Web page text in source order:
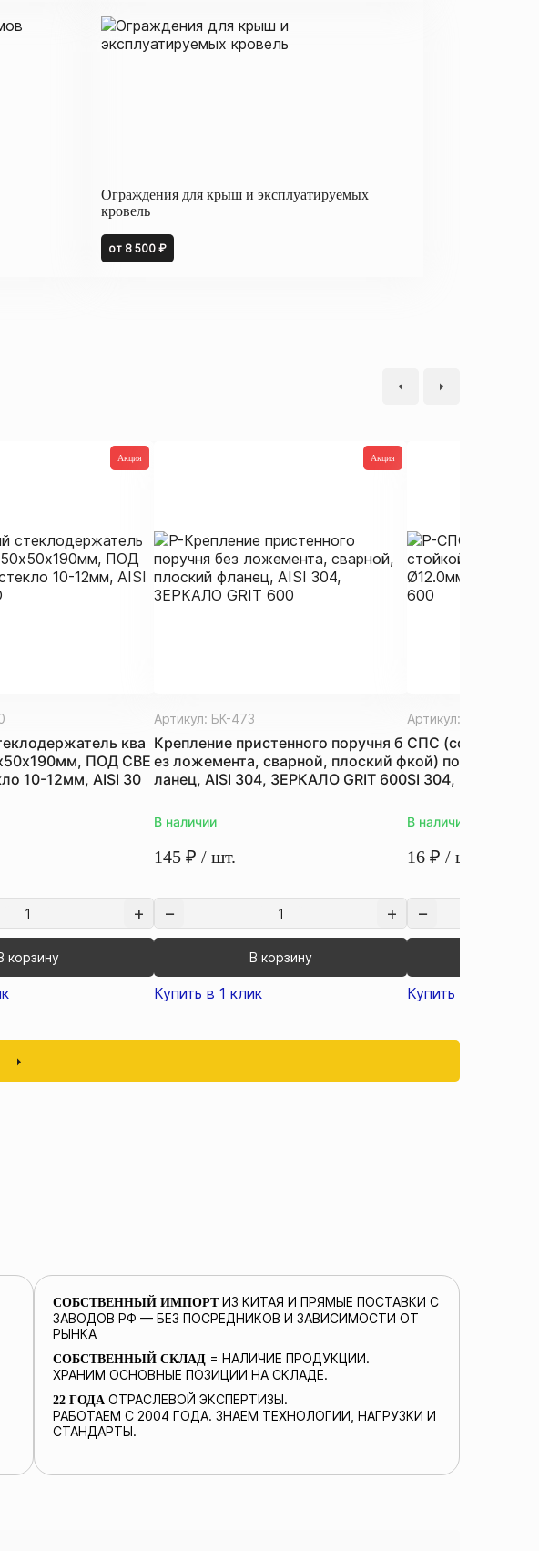
Ограждения для крыш и эксплуатируемых
кровель
от 8 500 ₽
Акция
ква
ПОД СВЕ
10-12мм, AISI 30
корзину
Акция
Артикул: БК-473
Крепление пристенного поручня б
ез ложемента, сварной, плоский ф
ланец, AISI 304, ЗЕРКАЛО GRIT 600
В наличии
145 ₽ / шт.
В корзину
Купить в 1 клик
Артикул:
СПС (соединение
кой) под 90°, на
SI 304, ЗЕРКАЛО
В наличии
16 ₽ / шт.
Купить в 1 клик
СОБСТВЕННЫЙ ИМПОРТИЗ КИТАЯ И ПРЯМЫЕ ПОСТАВКИ С
ЗАВОДОВ РФ — БЕЗ ПОСРЕДНИКОВ И ЗАВИСИМОСТИ ОТ
РЫНКА
СОБСТВЕННЫЙ СКЛАД = НАЛИЧИЕ ПРОДУКЦИИ.
ХРАНИМ ОСНОВНЫЕ ПОЗИЦИИ НА СКЛАДЕ.
22 ГОДА ОТРАСЛЕВОЙ ЭКСПЕРТИЗЫ.
РАБОТАЕМ С 2004 ГОДА. ЗНАЕМ ТЕХНОЛОГИИ, НАГРУЗКИ И
СТАНДАРТЫ.